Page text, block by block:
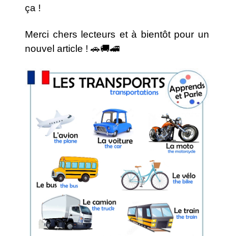
ça !
Merci chers lecteurs et à bientôt pour un
nouvel article ! 🚗​🚚​🚄​